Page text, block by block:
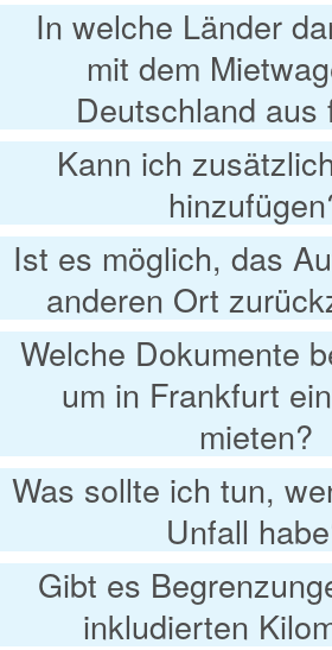
In welche Länder
mit dem
Deutschland aus
Kann ich
Ist es möglich, das
anderen Ort
Welche Dokumente
um in Frankfurt
mieten?
Was sollte ich tun,
Unfall
Gibt es
inkludierten